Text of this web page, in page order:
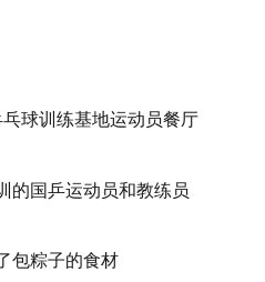
球训练基地运动员餐厅
的国乒运动员和教练员
包粽子的食材